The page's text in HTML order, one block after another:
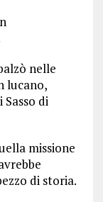
nelle
lucano,
di
missione
di storia.